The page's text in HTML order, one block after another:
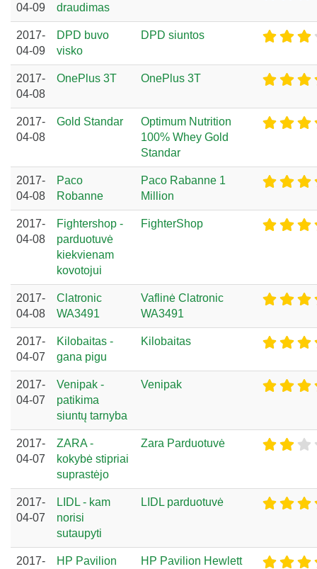
04-09
draudimas
2017-
04-09
DPD buvo
visko
DPD siuntos
2017-
04-08
OnePlus 3T OnePlus 3T
2017-
04-08
Gold Standar
Optimum Nutrition
100% Whey Gold
Standar
2017-
04-08
Paco
Robanne
Paco Rabanne 1
Million
2017-
04-08
Fightershop -
parduotuvė
kiekvienam
kovotojui
FighterShop
2017-
04-08
Clatronic
WA3491
Vaflinė Clatronic
WA3491
2017-
04-07
Kilobaitas -
gana pigu
Kilobaitas
2017-
04-07
Venipak -
patikima
siuntų tarnyba
Venipak
2017-
04-07
ZARA -
kokybė stipriai
suprastėjo
Zara Parduotuvė
2017-
04-07
LIDL - kam
norisi
sutaupyti
LIDL parduotuvė
2017-
HP Pavilion
HP Pavilion Hewlett